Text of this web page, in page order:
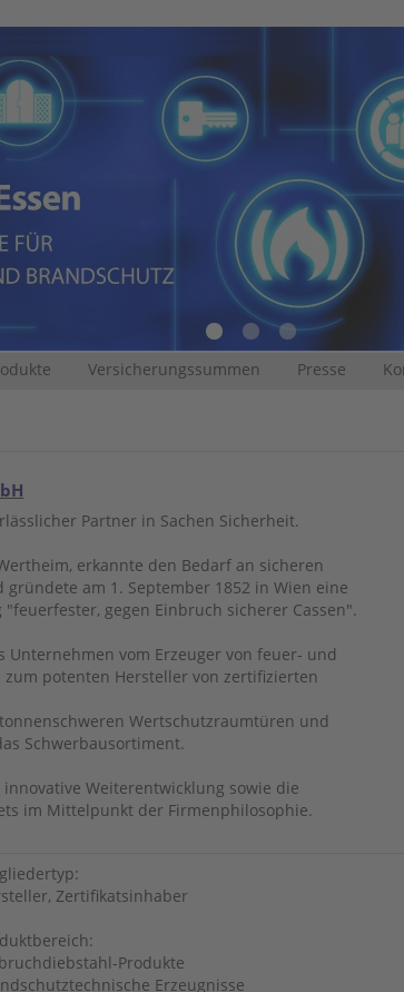
Versicherungssummen Presse
Partner in Sachen Sicherheit.
erkannte den Bedarf an sicheren
am 1. September 1852 in Wien eine
gegen Einbruch sicherer Cassen".
Unternehmen vom Erzeuger von feuer- und
potenten Hersteller von zertifizierten
Wertschutzraumtüren und
Schwerbausortiment.
Weiterentwicklung sowie die
im Mittelpunkt der Firmenphilosophie.
Zertifikatsinhaber
Produkte
Erzeugnisse